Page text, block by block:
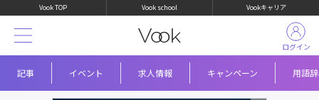
Vook TOP Vook school Vookキャリア
記事 イベント 求人情報 キャンペーン 用語
ログイン